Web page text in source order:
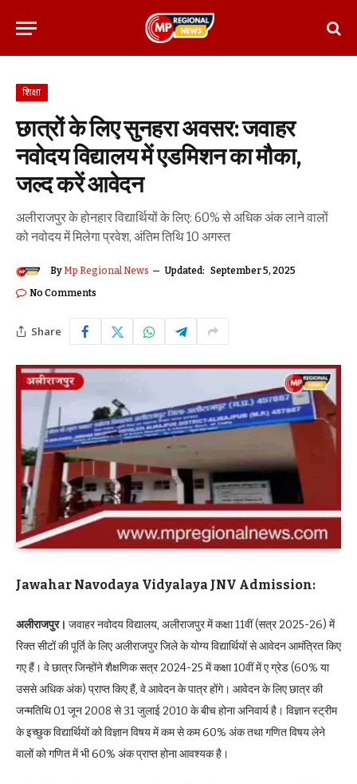
शिक्षा
छात्रों के लिए सुनहरा अवसर: जवाहर
नवोदय विद्यालय में एडमिशन का मौका,
जल्द करें आवेदन
अलीराजपुर के होनहार विद्यार्थियों के लिए: 60% से अधिक अंक लाने वालों
को नवोदय में मिलेगा प्रवेश, अंतिम तिथि 10 अगस्त
ByMp Regional News Updated: September 5, 2025
No Comments
Share
Jawahar Navodaya Vidyalaya JNV Admission:
अलीराजपुर। जवाहर नवोदय विद्यालय, अलीराजपुर में कक्षा 11वीं (सत्र 2025-26) में
रिक्त सीटों की पूर्ति के लिए अलीराजपुर जिले के योग्य विद्यार्थियों से आवेदन आमंत्रित किए
गए हैं। वे छात्र जिन्होंने शैक्षणिक सत्र 2024-25 में कक्षा 10वीं में ए ग्रेड (60% या
उससे अधिक अंक) प्राप्त किए हैं, वे आवेदन के पात्र होंगे। आवेदन के लिए छात्र की
जन्मतिथि 01 जून 2008 से 31 जुलाई 2010 के बीच होना अनिवार्य है। विज्ञान स्ट्रीम
के इच्छुक विद्यार्थियों को विज्ञान विषय में कम से कम 60% अंक तथा गणित विषय लेने
वालों को गणित में भी 60% अंक प्राप्त होना आवश्यक है।